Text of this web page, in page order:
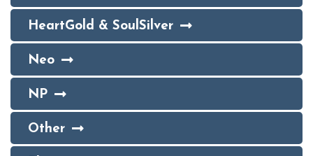
HeartGold & SoulSilver
Neo
NP
Other